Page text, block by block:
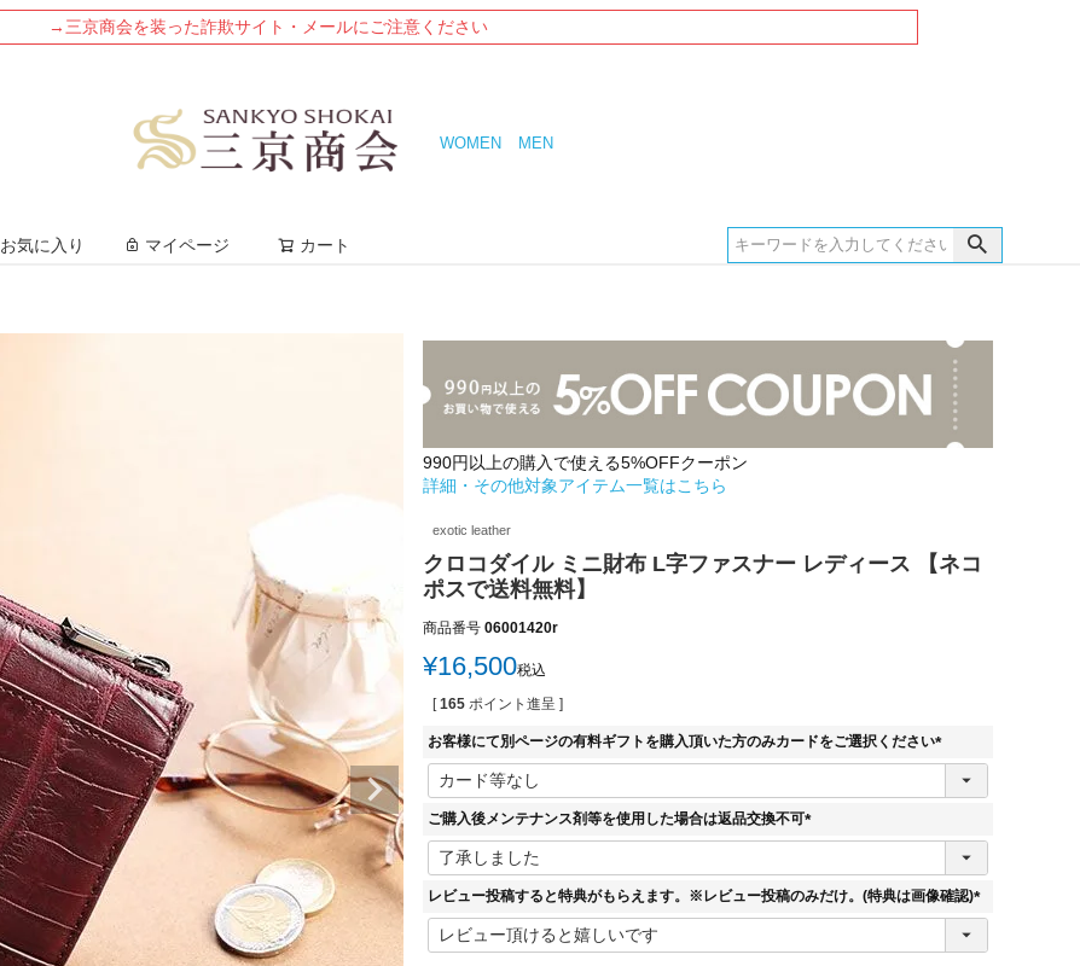
→三京商会を装った詐欺サイト・メールにご注意ください
WOMEN MEN
お気に入り マイページ カート
990円以上の購入で使える5%OFFクーポン
詳細・その他対象アイテム一覧はこちら
exotic leather
クロコダイル ミニ財布 L字ファスナー レディース 【ネコ
ポスで送料無料】
商品番号 06001420r
¥16,500税込
[ 165 ポイント進呈 ]
お客様にて別ページの有料ギフトを購入頂いた方のみカードをご選択ください
(
ご購入後メンテナンス剤等を使用した場合は返品交換不可
(
須
レビュー投稿すると特典がもらえます。※レビュー投稿のみだけ。(特典は画像確認)
(